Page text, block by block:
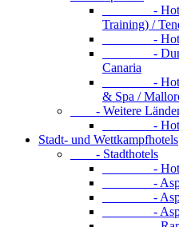
- Hotel
Training) /
- Hotel
- Dunas
Canaria
- Hotel
& Spa /
- Weitere
- Hotel
Stadt- und Wettkampfhotels
- Stadthotels
- Hotel
- Aspria
- Aspria
- Aspria